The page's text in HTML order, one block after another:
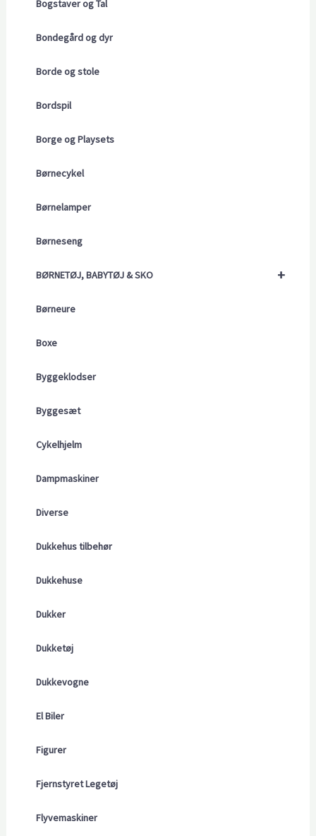
Bogstaver og Tal
Bondegård og dyr
Borde og stole
Bordspil
Borge og Playsets
Børnecykel
Børnelamper
Børneseng
+
BØRNETØJ, BABYTØJ & SKO
Børneure
Boxe
Byggeklodser
Byggesæt
Cykelhjelm
Dampmaskiner
Diverse
Dukkehus tilbehør
Dukkehuse
Dukker
Dukketøj
Dukkevogne
El Biler
Figurer
Fjernstyret Legetøj
Flyvemaskiner